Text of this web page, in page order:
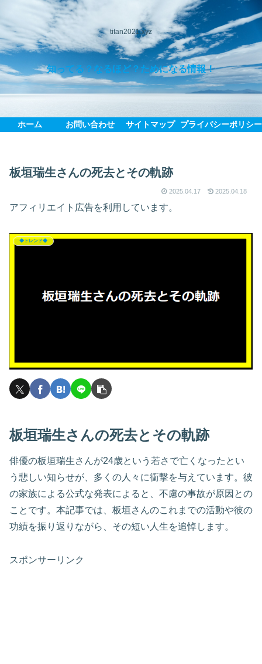
titan2021.xyz
知ってる？なるほど？ためになる情報！
ホーム お問い合わせ サイトマップ プライバシーポリシー
板垣瑞生さんの死去とその軌跡
2025.04.17 2025.04.18
アフィリエイト広告を利用しています。
◆トレンド◆
板垣瑞生さんの死去とその軌跡
俳優の板垣瑞生さんが24歳という若さで亡くなったとい
う悲しい知らせが、多くの人々に衝撃を与えています。彼
の家族による公式な発表によると、不慮の事故が原因との
ことです。本記事では、板垣さんのこれまでの活動や彼の
功績を振り返りながら、その短い人生を追悼します。
スポンサーリンク